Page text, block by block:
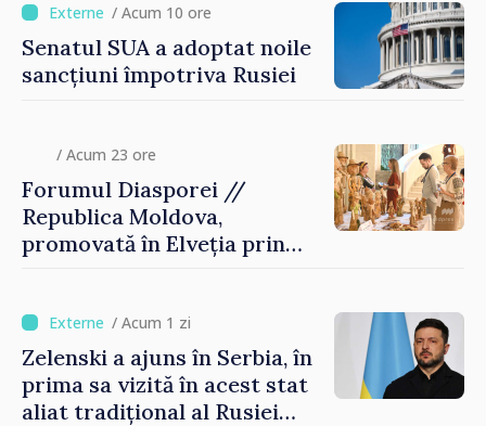
/ Acum 10 ore
Senatul SUA a adoptat noile
sancțiuni împotriva Rusiei
/ Acum 23 ore
Forumul Diasporei //
Republica Moldova,
promovată în Elveția prin
/ Acum 1 zi
Zelenski a ajuns în Serbia, în
prima sa vizită în acest stat
aliat tradițional al Rusiei